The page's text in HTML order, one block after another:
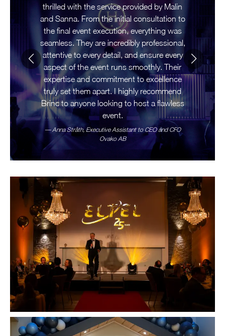
thrilled with the service provided by Malin
and Sanna. From the initial consultation to
the final event execution, everything was
seamless. They are incredibly professional,
attentive to every detail, and ensure every
aspect of the event runs smoothly. Their
expertise and commitment to excellence
truly set them apart. I highly recommend
Brinc to anyone looking to host a flawless
event.
—Anna Stråth, Executive Assistant to CEO and CFO
Ovako AB